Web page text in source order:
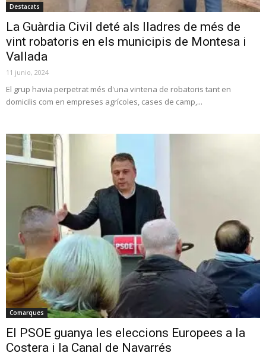
Destacats
La Guàrdia Civil deté als lladres de més de
vint robatoris en els municipis de Montesa i
Vallada
11 junio, 2024
El grup havia perpetrat més d'una vintena de robatoris tant en
domicilis com en empreses agrícoles, cases de camp,...
Comarques
El PSOE guanya les eleccions Europees a la
Costera i la Canal de Navarrés